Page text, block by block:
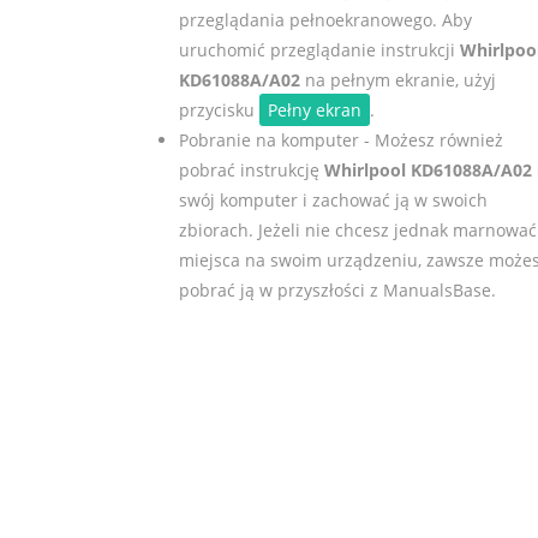
przeglądania pełnoekranowego. Aby
uruchomić przeglądanie instrukcji
KD61088A/A02na pełnym ekranie, użyj
przycisku
Pełny ekran .
Pobranie na komputer - Możesz również
pobrać instrukcję Whirlpool KD61088A/A02
swój komputer i zachować ją w swoich
zbiorach. Jeżeli nie chcesz jednak marnować
miejsca na swoim urządzeniu, zawsze
pobrać ją w przyszłości z ManualsBase.